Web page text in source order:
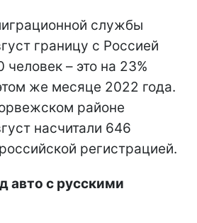
службы
границу с Россией
– это на 23%
же месяце 2022 года.
районе
насчитали 646
регистрацией.
авто с русскими